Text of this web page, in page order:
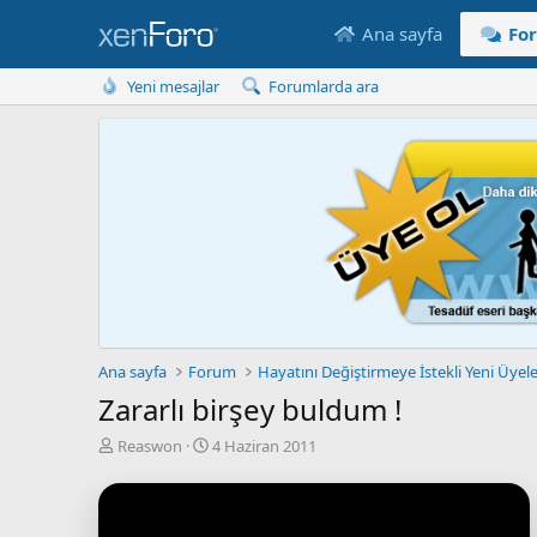
Ana sayfa
Yeni mesajlar Forumlarda ara
Ana sayfa Forum Hayatını Değiştirmeye İstekli Yeni
Zararlı birşey buldum !
K
n
Reaswon
B
ş
4 Haziran 2011